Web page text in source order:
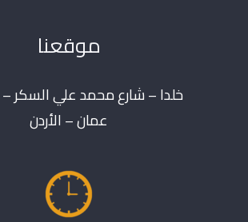
موقعنا
خلدا – شارع محمد علي السكر –
عمان – الأردن